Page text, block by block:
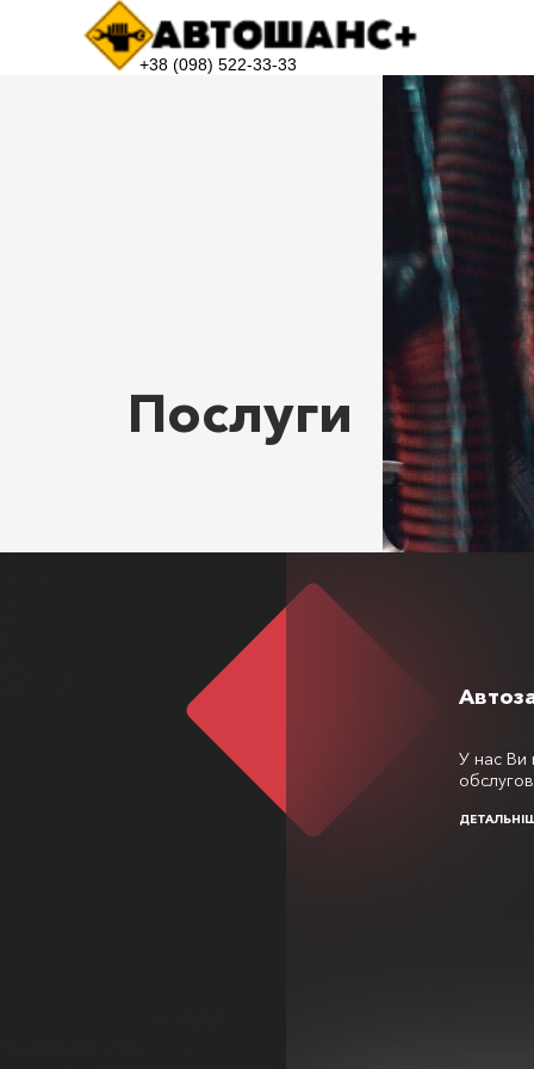
+38 (098) 522-33-33
Послуги
У нас Ви